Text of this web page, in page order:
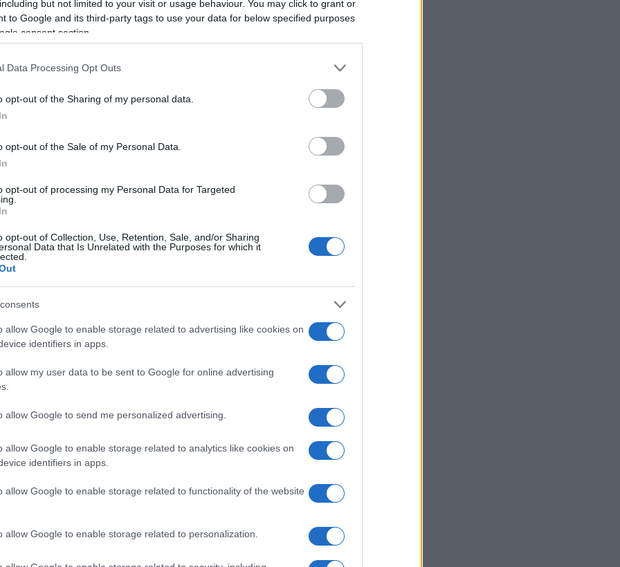
but not limited to your visit or usage behaviour. You may click to grant or
to Google and its third-party tags to use your data for below specified purposes
consent section.
Data Processing Opt Outs
opt-out of the Sharing of my personal data.
opt-out of the Sale of my Personal Data.
opt-out of processing my Personal Data for Targeted
opt-out of Collection, Use, Retention, Sale, and/or Sharing
Data that Is Unrelated with the Purposes for which it
allow Google to enable storage related to advertising like cookies on
identifiers in apps.
allow my user data to be sent to Google for online advertising
allow Google to send me personalized advertising.
allow Google to enable storage related to analytics like cookies on
identifiers in apps.
allow Google to enable storage related to functionality of the website
allow Google to enable storage related to personalization.
Zobacz 18 zdjęć
rządzi MG HS (644 samochody w
się pierwsze duże dostawy nowego
257 samochodów z puli MG). A ten
na rynku, przyciągając do salonów
z pogranicza segmentu B i C.
na jedną liczbę: chodzi o auta
firmę.Tym samym ten model wybija
ma Jaecoo i Omoda
dwóch markach. Jaecoo 7 osiągnęło
Omoda 5 281 aut. Lada chwila
PHEV
To samo tyczy się Omody - tutaj